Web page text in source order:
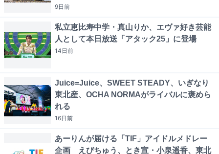
9日前
私立恵比寿中学・真山りか、エヴァ好き芸能
人として本日放送「アタック25」に登場
14日前
Juice=Juice、SWEET STEADY、いぎなり
東北産、OCHA NORMAがライバルに褒めら
れる
16日前
あーりんが届ける「TIF」アイドルメドレー
企画 えびちゅう、とき宣・小泉遥香、東北